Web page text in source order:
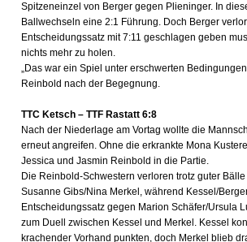
Spitzeneinzel von Berger gegen Plieninger. In
Ballwechseln eine 2:1 Führung. Doch Berger
Entscheidungssatz mit 7:11 geschlagen geben
nichts mehr zu holen.
„Das war ein Spiel unter erschwerten
Reinbold nach der Begegnung.
TTC Ketsch – TTF Rastatt 6:8
Nach der Niederlage am Vortag wollte die
erneut angreifen. Ohne die erkrankte Mona
Jessica und Jasmin Reinbold in die Partie.
Die Reinbold-Schwestern verloren trotz guter
Susanne Gibs/Nina Merkel, während Kessel/
Entscheidungssatz gegen Marion Schäfer/Ursula
zum Duell zwischen Kessel und Merkel. Kessel
krachender Vorhand punkten, doch Merkel blieb